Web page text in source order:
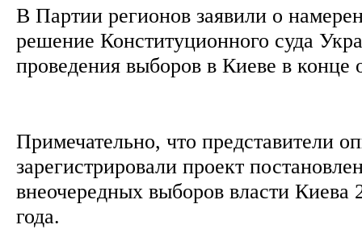
В Партии регионов заявили о
решение Конституционного суда
проведения выборов в Киеве в конце
Примечательно, что представители
зарегистрировали проект
внеочередных выборов власти Киева
года.